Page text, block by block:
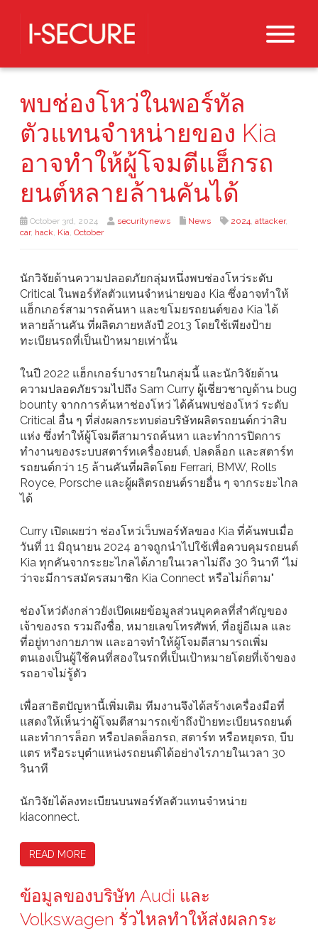
พบช่องโหว่ในพอร์ทัล
ตัวแทนจำหน่ายของ Kia
อาจทำให้ผู้โจมตีแฮ็กรถ
ยนต์หลายล้านคันได้
October 3rd, 2024 securitynews News 2024, attacker,
car, hack, Kia, October
นักวิจัยด้านความปลอดภัยกลุ่มหนึ่งพบช่องโหว่ระดับ
Critical ในพอร์ทัลตัวแทนจำหน่ายของ Kia ซึ่งอาจทำให้
แฮ็กเกอร์สามารถค้นหา และขโมยรถยนต์ของ Kia ได้
หลายล้านคัน ที่ผลิตภายหลังปี 2013 โดยใช้เพียงป้าย
ทะเบียนรถที่เป็นเป้าหมายเท่านั้น
ในปี 2022 แฮ็กเกอร์บางรายในกลุ่มนี้ และนักวิจัยด้าน
ความปลอดภัยรวมไปถึง Sam Curry ผู้เชี่ยวชาญด้าน bug
bounty จากการค้นหาช่องโหว่ ได้ค้นพบช่องโหว่ ระดับ
Critical อื่น ๆ ที่ส่งผลกระทบต่อบริษัทผลิตรถยนต์กว่าสิบ
แห่ง ซึ่งทำให้ผู้โจมตีสามารถค้นหา และทำการปิดการ
ทำงานของระบบสตาร์ทเครื่องยนต์, ปลดล็อก และสตาร์ท
รถยนต์กว่า 15 ล้านคันที่ผลิตโดย Ferrari, BMW, Rolls
Royce, Porsche และผู้ผลิตรถยนต์รายอื่น ๆ จากระยะไกล
ได้
Curry เปิดเผยว่า ช่องโหว่เว็บพอร์ทัลของ Kia ที่ค้นพบเมื่อ
วันที่ 11 มิถุนายน 2024 อาจถูกนำไปใช้เพื่อควบคุมรถยนต์
Kia ทุกคันจากระยะไกลได้ภายในเวลาไม่ถึง 30 วินาที "ไม่
ว่าจะมีการสมัครสมาชิก Kia Connect หรือไม่ก็ตาม"
ช่องโหว่ดังกล่าวยังเปิดเผยข้อมูลส่วนบุคคลที่สำคัญของ
เจ้าของรถ รวมถึงชื่อ, หมายเลขโทรศัพท์, ที่อยู่อีเมล และ
ที่อยู่ทางกายภาพ และอาจทำให้ผู้โจมตีสามารถเพิ่ม
ตนเองเป็นผู้ใช้คนที่สองในรถที่เป็นเป้าหมายโดยที่เจ้าของ
รถอาจไม่รู้ตัว
เพื่อสาธิตปัญหานี้เพิ่มเติม ทีมงานจึงได้สร้างเครื่องมือที่
แสดงให้เห็นว่าผู้โจมตีสามารถเข้าถึงป้ายทะเบียนรถยนต์
และทำการล็อก หรือปลดล็อกรถ, สตาร์ท หรือหยุดรถ, บีบ
แตร หรือระบุตำแหน่งรถยนต์ได้อย่างไรภายในเวลา 30
วินาที
นักวิจัยได้ลงทะเบียนบนพอร์ทัลตัวแทนจำหน่าย
kiaconnect.
READ MORE
ข้อมูลของบริษัท Audi และ
Volkswagen รั่วไหลทำให้ส่งผลกระ